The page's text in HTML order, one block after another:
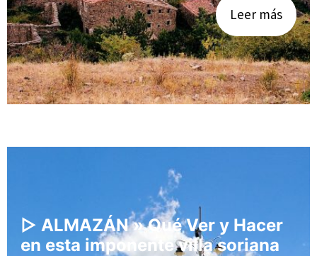
Leer más
▷ ALMAZÁN » Qué Ver y Hacer
en esta imponente villa soriana